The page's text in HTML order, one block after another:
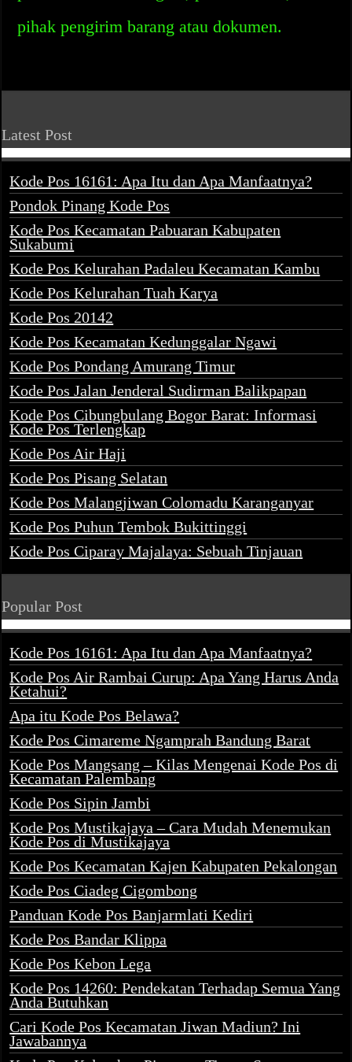
pihak pengirim barang atau dokumen.
Latest Post
Kode Pos 16161: Apa Itu dan Apa Manfaatnya?
Pondok Pinang Kode Pos
Kode Pos Kecamatan Pabuaran Kabupaten
Sukabumi
Kode Pos Kelurahan Padaleu Kecamatan Kambu
Kode Pos Kelurahan Tuah Karya
Kode Pos 20142
Kode Pos Kecamatan Kedunggalar Ngawi
Kode Pos Pondang Amurang Timur
Kode Pos Jalan Jenderal Sudirman Balikpapan
Kode Pos Cibungbulang Bogor Barat: Informasi
Kode Pos Terlengkap
Kode Pos Air Haji
Kode Pos Pisang Selatan
Kode Pos Malangjiwan Colomadu Karanganyar
Kode Pos Puhun Tembok Bukittinggi
Kode Pos Ciparay Majalaya: Sebuah Tinjauan
Popular Post
Kode Pos 16161: Apa Itu dan Apa Manfaatnya?
Kode Pos Air Rambai Curup: Apa Yang Harus Anda
Ketahui?
Apa itu Kode Pos Belawa?
Kode Pos Cimareme Ngamprah Bandung Barat
Kode Pos Mangsang – Kilas Mengenai Kode Pos di
Kecamatan Palembang
Kode Pos Sipin Jambi
Kode Pos Mustikajaya – Cara Mudah Menemukan
Kode Pos di Mustikajaya
Kode Pos Kecamatan Kajen Kabupaten Pekalongan
Kode Pos Ciadeg Cigombong
Panduan Kode Pos Banjarmlati Kediri
Kode Pos Bandar Klippa
Kode Pos Kebon Lega
Kode Pos 14260: Pendekatan Terhadap Semua Yang
Anda Butuhkan
Cari Kode Pos Kecamatan Jiwan Madiun? Ini
Jawabannya